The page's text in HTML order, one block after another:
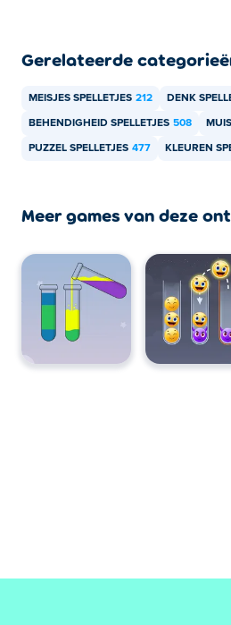
Gerelateerde
MEISJES SPELLETJES 212 DENK
BEHENDIGHEID SPELLETJES 508
PUZZEL SPELLETJES 477 KLEUREN
Meer games van deze